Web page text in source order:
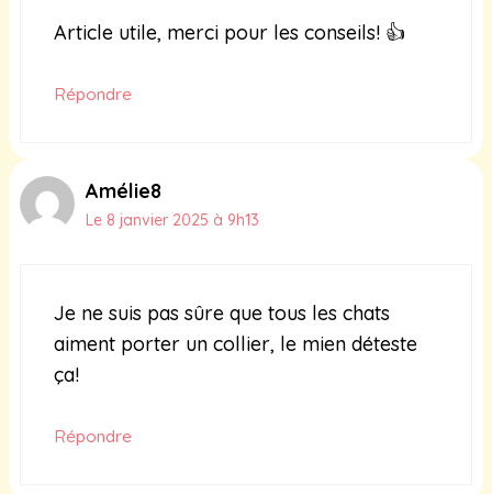
Article utile, merci pour les conseils! 👍
Répondre
Amélie8
Le 8 janvier 2025 à 9h13
Je ne suis pas sûre que tous les chats
aiment porter un collier, le mien déteste
ça!
Répondre